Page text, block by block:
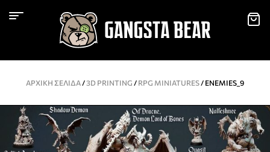
ΑΡΧΙΚΉ ΣΕΛΊΔΑ/3D PRINTING / RPG MINIATURES/ ENEMIES_9